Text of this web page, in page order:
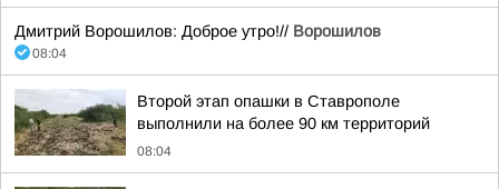
Дмитрий Ворошилов: Доброе утро!// Ворошилов
08:04
Второй этап опашки в Ставрополе
выполнили на более 90 км территорий
08:04